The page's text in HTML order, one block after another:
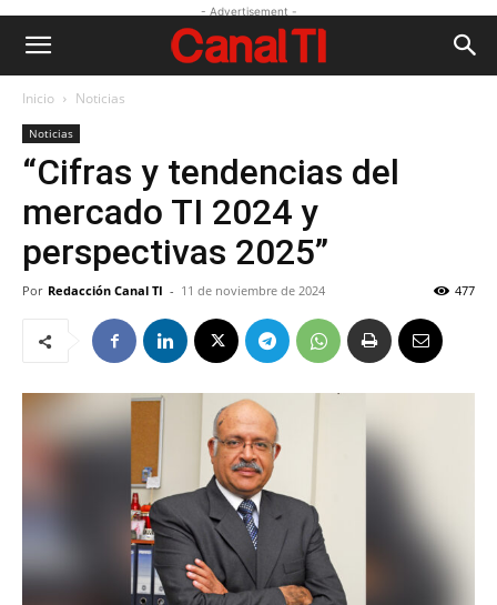
- Advertisement -
Inicio Noticias
Noticias
“Cifras y tendencias del
mercado TI 2024 y
perspectivas 2025”
Por Redacción Canal TI - 11 de noviembre de 2024 477